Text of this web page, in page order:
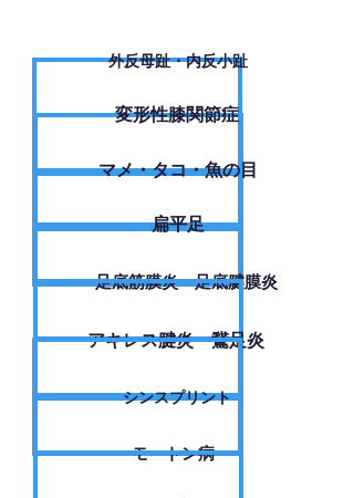
外反母趾・内反小趾
変形性膝関節症
​マメ・タコ・魚の目
扁平足
足底筋膜炎・足底腱膜炎
アキレス腱炎・鵞足炎
シンスプリント
モートン病